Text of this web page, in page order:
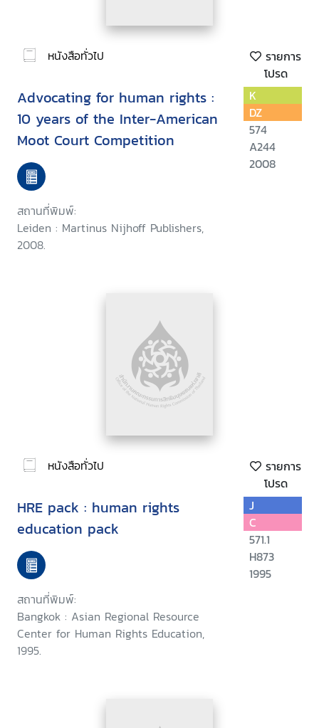
หนังสือทั่วไป
รายการ
โปรด
Advocating for human rights :
10 years of the Inter-American
Moot Court Competition
สถานที่พิมพ์:
Leiden : Martinus Nijhoff Publishers,
2008.
K
DZ
574
A244
2008
หนังสือทั่วไป
รายการ
โปรด
HRE pack : human rights
education pack
สถานที่พิมพ์:
Bangkok : Asian Regional Resource
Center for Human Rights Education,
1995.
J
C
571.1
H873
1995